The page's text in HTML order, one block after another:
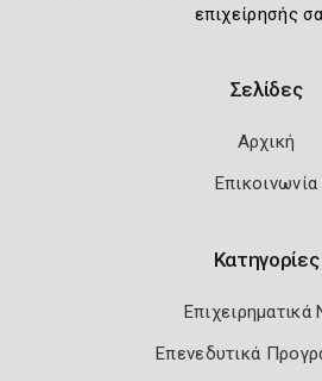
επιχείρησής
Σελίδες
Αρχική
Επικοινωνία
Κατηγορίες
Επιχειρηματικά
Επενεδυτικά